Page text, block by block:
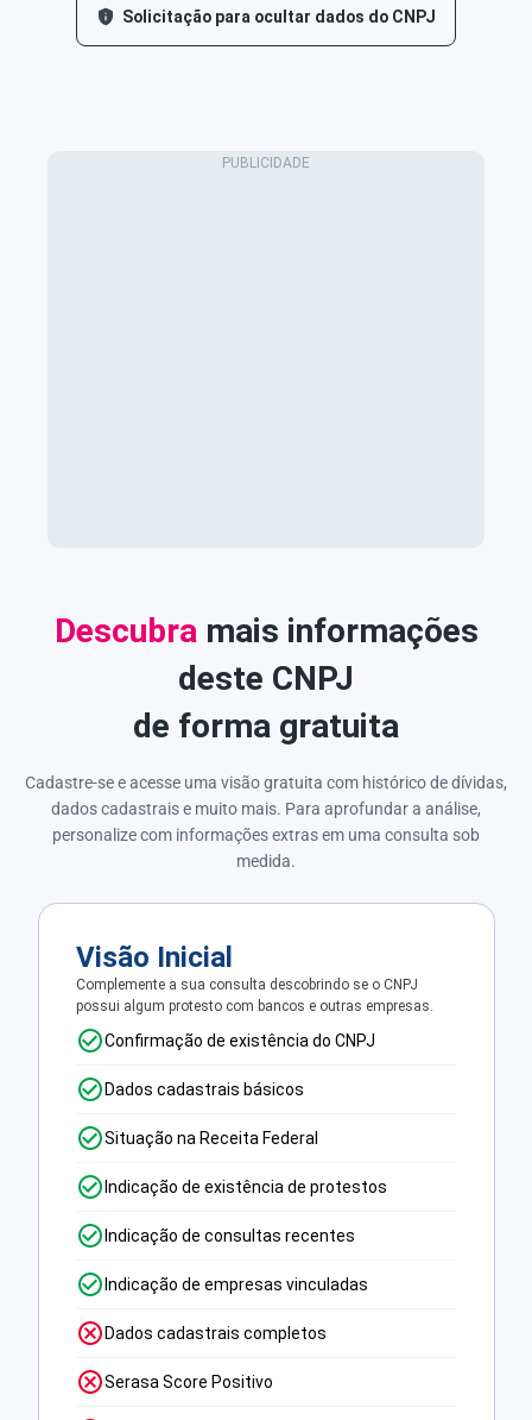
Solicitação para ocultar dados do CNPJ
Descubra mais informações
deste CNPJ
de forma gratuita
Cadastre-se e acesse uma visão gratuita com histórico de dívidas,
dados cadastrais e muito mais. Para aprofundar a análise,
personalize com informações extras em uma consulta sob
medida.
Visão Inicial
Complemente a sua consulta descobrindo se o CNPJ
possui algum protesto com bancos e outras empresas.
Confirmação de existência do CNPJ
Dados cadastrais básicos
Situação na Receita Federal
Indicação de existência de protestos
Indicação de consultas recentes
Indicação de empresas vinculadas
Dados cadastrais completos
Serasa Score Positivo